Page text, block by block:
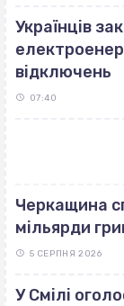
Українців
відключень
07:40
Черкащина
мільярди
5 СЕРПНЯ 2026
У Смілі